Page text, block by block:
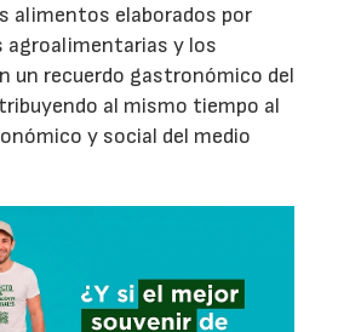
alimentos elaborados por
agroalimentarias y los
un recuerdo gastronómico del
al mismo tiempo al
y social del medio